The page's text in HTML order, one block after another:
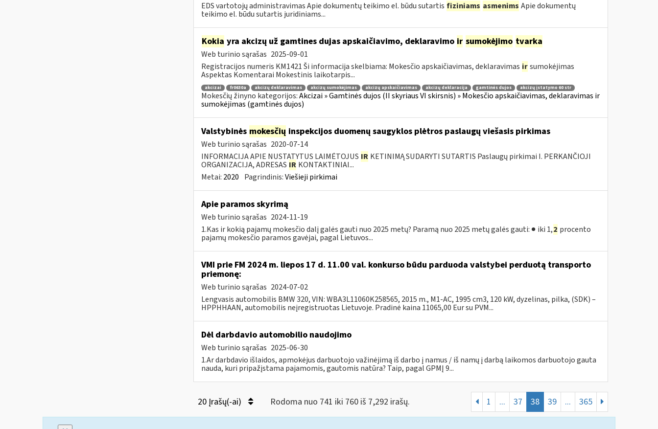
EDS vartotojų administravimas Apie dokumentų teikimo el. būdu sutartis fiziniams asmenims Apie dokumentų
teikimo el. būdu sutartis juridiniams...
Kokia yra akcizų už gamtines dujas apskaičiavimo, deklaravimo ir sumokėjimo tvarka
Web turinio sąrašas 2025-09-01
Registracijos numeris KM1421 Ši informacija skelbiama: Mokesčio apskaičiavimas, deklaravimas ir sumokėjimas
Aspektas Komentarai Mokestinis laikotarpis...
akcizai fr0630a akcizų deklaravimas akcizų sumokėjimas akcizų apskaičiavimas akcizų deklaracija gamtinės dujos akcizų įstatymo 60 str
Mokesčių žinyno kategorijos:Akcizai » Gamtinės dujos (II skyriaus VI skirsnis) » Mokesčio apskaičiavimas, deklaravimas ir
sumokėjimas (gamtinės dujos)
Valstybinės mokesčių inspekcijos duomenų saugyklos plėtros paslaugų viešasis pirkimas
Web turinio sąrašas 2020-07-14
INFORMACIJA APIE NUSTATYTUS LAIMĖTOJUS IR KETINIMĄ SUDARYTI SUTARTIS Paslaugų pirkimai I. PERKANČIOJI
ORGANIZACIJA, ADRESAS IR KONTAKTINIAI...
Metai: 2020 Pagrindinis:Viešieji pirkimai
Apie paramos skyrimą
Web turinio sąrašas 2024-11-19
1.Kas ir kokią pajamų mokesčio dalį galės gauti nuo 2025 metų? Paramą nuo 2025 metų galės gauti: ● iki 1,2 procento
pajamų mokesčio paramos gavėjai, pagal Lietuvos...
VMI prie FM 2024 m. liepos 17 d. 11.00 val. konkurso būdu parduoda valstybei perduotą transporto
priemonę:
Web turinio sąrašas 2024-07-02
Lengvasis automobilis BMW 320, VIN: WBA3L11060K258565, 2015 m., M1-AC, 1995 cm3, 120 kW, dyzelinas, pilka, (SDK) –
HPPHHAAN, automobilis neįregistruotas Lietuvoje. Pradinė kaina 11065,00 Eur su PVM...
Dėl darbdavio automobilio naudojimo
Web turinio sąrašas 2025-06-30
1.Ar darbdavio išlaidos, apmokėjus darbuotojo važinėjimą iš darbo į namus / iš namų į darbą laikomos darbuotojo gauta
nauda, kuri pripažįstama pajamomis, gautomis natūra? Taip, pagal GPMĮ 9...
20 Įrašų(-ai) Rodoma nuo 741 iki 760 iš 7,292 irašų. 1 ... 37 38 39 ... 365